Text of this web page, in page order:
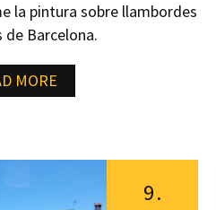
la pintura sobre llambordes
de Barcelona.
MORE
9.